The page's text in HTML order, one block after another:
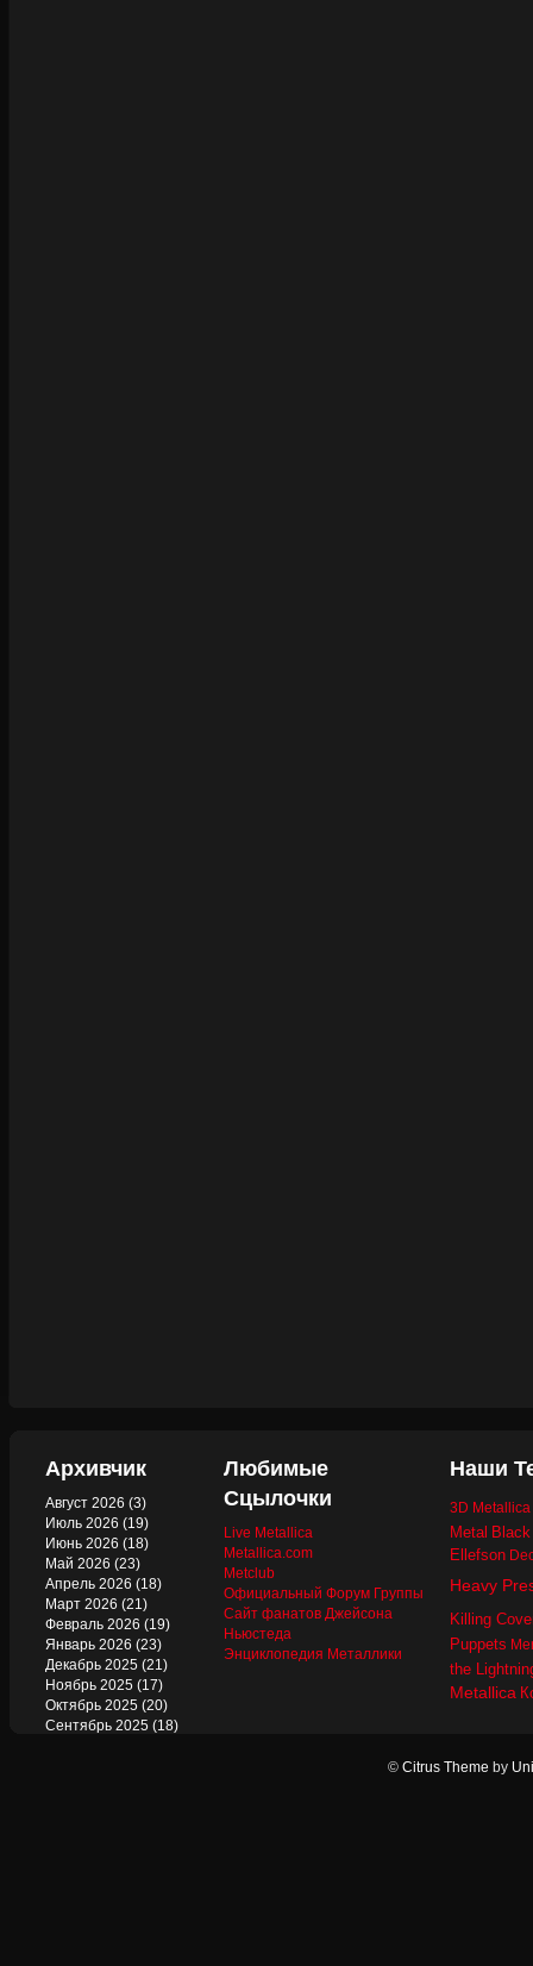
Архивчик
Август 2026 (3)
Июль 2026 (19)
Июнь 2026 (18)
Май 2026 (23)
Апрель 2026 (18)
Март 2026 (21)
Февраль 2026 (19)
Январь 2026 (23)
Декабрь 2025 (21)
Ноябрь 2025 (17)
Октябрь 2025 (20)
Сентябрь 2025 (18)
Любимые
Сцылочки
Live Metallica
Metallica.com
Metclub
Официальный Форум Группы
Сайт фанатов Джейсона
Ньюстеда
Энциклопедия Металлики
Наши
3D
Metal
Ellefson
Heavy
Killing
Puppets
the
Metallica
© Citrus Theme by